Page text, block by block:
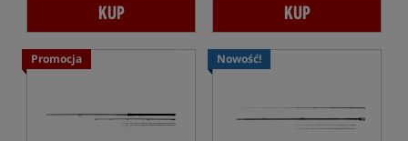
KUP KUP
Promocja Nowość!